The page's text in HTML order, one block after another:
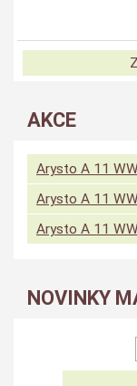
AKCE
Arysto A 11
Arysto A 11
Arysto A 11
NOVINKY